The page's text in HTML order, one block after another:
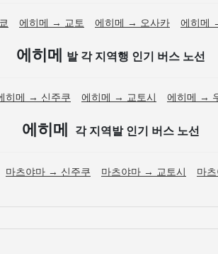
에히메 → 교토 에히메 → 오사카 에히메
에히메 발 각 지역행 인기 버스 노선
히메 → 신주쿠 에히메 → 교토시 에히메 →
에히메 각 지역발 인기 버스 노선
마츠야마 → 신주쿠 마츠야마 → 교토시
마